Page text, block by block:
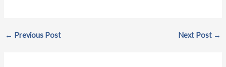
← Previous Post Next Post →